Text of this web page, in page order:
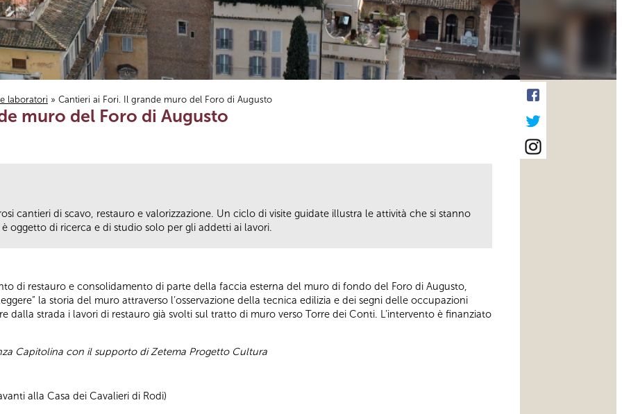
laboratori » Cantieri ai Fori. Il grande muro del Foro di Augusto
muro del Foro di Augusto
cantieri di scavo, restauro e valorizzazione. Un ciclo di visite guidate illustra le attività che si stanno
oggetto di ricerca e di studio solo per gli addetti ai lavori.
di restauro e consolidamento di parte della faccia esterna del muro di fondo del Foro di Augusto,
la storia del muro attraverso l’osservazione della tecnica edilizia e dei segni delle occupazioni
dalla strada i lavori di restauro già svolti sul tratto di muro verso Torre dei Conti. L’intervento è finanziato
Capitolina con il supporto di Zetema Progetto Cultura
alla Casa dei Cavalieri di Rodi)